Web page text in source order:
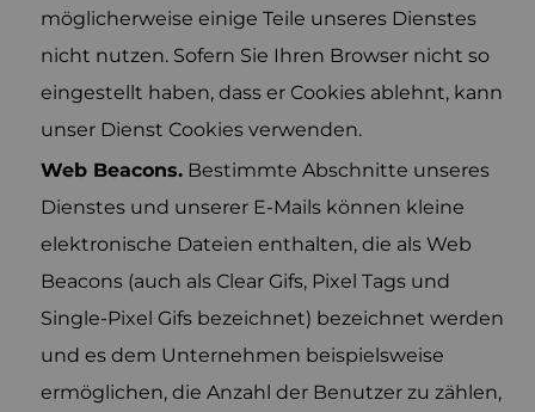
möglicherweise einige Teile unseres Dienstes
nicht nutzen. Sofern Sie Ihren Browser nicht so
eingestellt haben, dass er Cookies ablehnt, kann
unser Dienst Cookies verwenden.
Web Beacons. Bestimmte Abschnitte unseres
Dienstes und unserer E-Mails können kleine
elektronische Dateien enthalten, die als Web
Beacons (auch als Clear Gifs, Pixel Tags und
Single-Pixel Gifs bezeichnet) bezeichnet werden
und es dem Unternehmen beispielsweise
ermöglichen, die Anzahl der Benutzer zu zählen,